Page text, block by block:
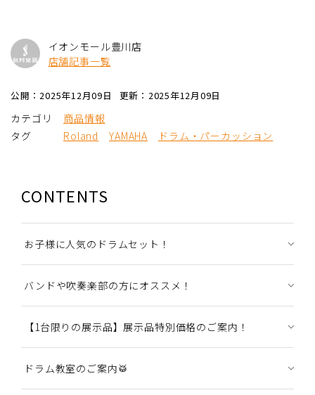
イオンモール豊川店
店舗記事一覧
公開：2025年12月09日 更新：2025年12月09日
カテゴリ
商品情報
タグ
Roland YAMAHA ドラム・パーカッション
CONTENTS
お子様に人気のドラムセット！
バンドや吹奏楽部の方にオススメ！
【1台限りの展示品】展示品特別価格のご案内！
ドラム教室のご案内🥁